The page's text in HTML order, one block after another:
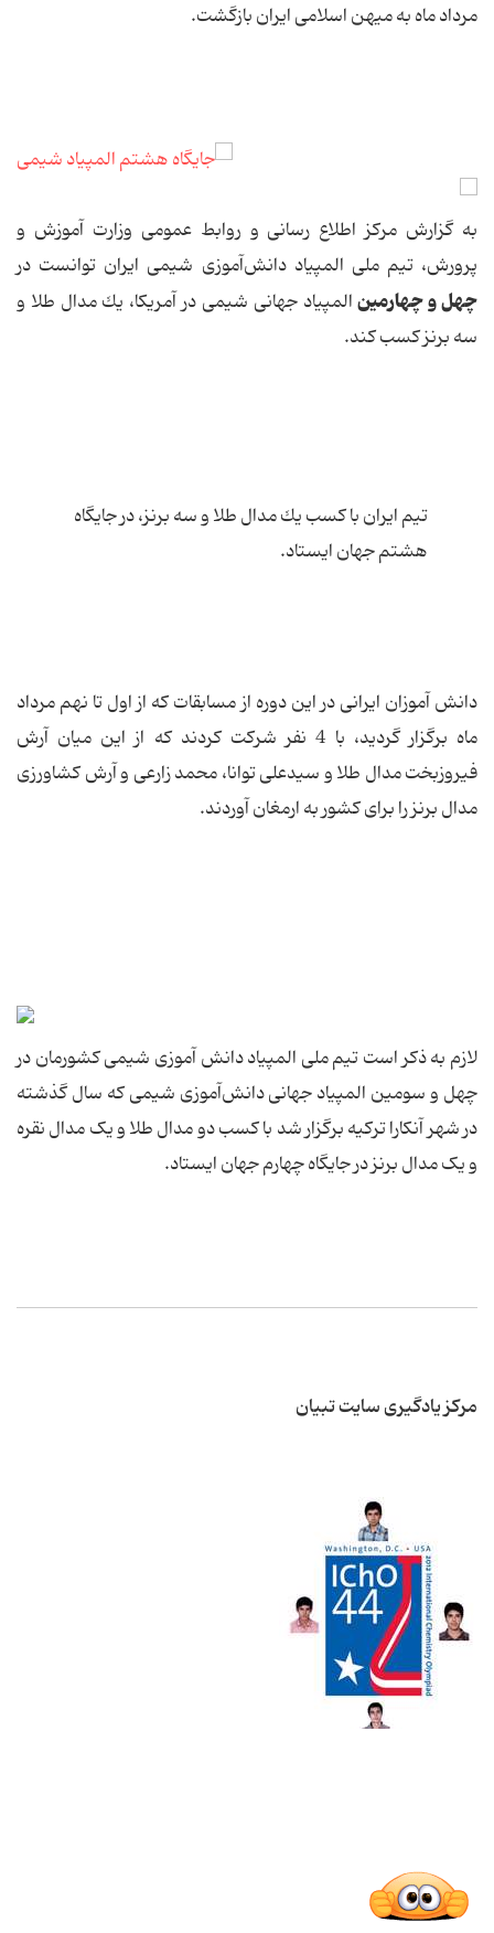
مرداد ماه به میهن اسلامی ایران بازگشت.
به گزارش مركز اطلاع رسانی و روابط عمومی وزارت آموزش و
پرورش، تیم ملی المپیاد دانش‌آموزی شیمی ایران توانست در
چهل و چهارمینالمپیاد جهانی شیمی در آمریكا، یك مدال طلا و
سه برنز كسب كند.
تیم ایران با كسب یك مدال طلا و سه برنز، در جایگاه
هشتم جهان ایستاد.
دانش آموزان ایرانی در این دوره از مسابقات که از اول تا نهم مرداد
ماه برگزار گردید، با 4 نفر شركت كردند كه از این میان آرش
فیروزبخت مدال طلا و سیدعلی توانا، محمد زارعی و آرش كشاورزی
مدال برنز را برای كشور به ارمغان آوردند.
لازم به ذکر است تیم ملی المپیاد دانش‌ آموزی شیمی کشورمان در
چهل و سومین المپیاد جهانی دانش‌آموزی شیمی که سال گذشته
در شهر آنکارا ترکیه برگزار شد با کسب دو مدال طلا و یک مدال نقره
و یک مدال برنز در جایگاه چهارم جهان ایستاد.
مرکز یادگیری سایت تبیان